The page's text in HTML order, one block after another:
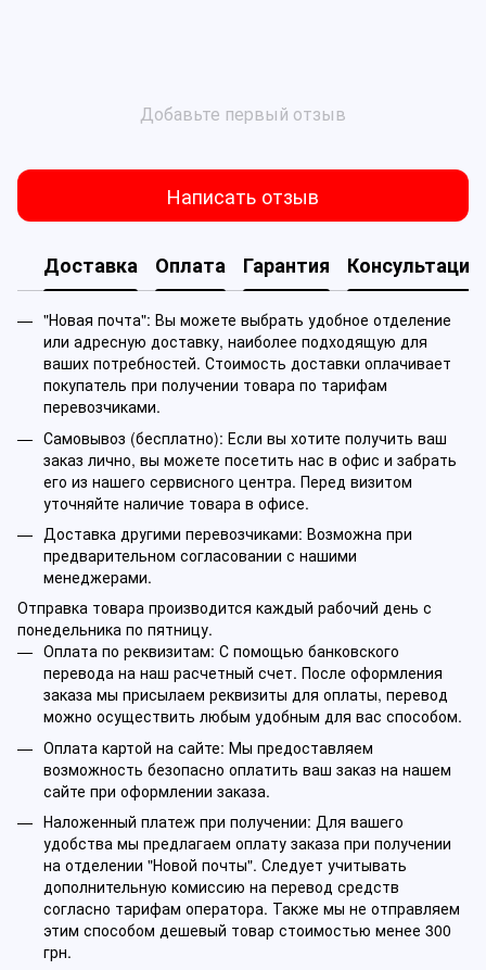
Добавьте первый отзыв
Написать отзыв
Доставка Оплата Гарантия Консультация
"Новая почта": Вы можете выбрать удобное отделение
или адресную доставку, наиболее подходящую для
ваших потребностей. Стоимость доставки оплачивает
покупатель при получении товара по тарифам
перевозчиками.
Самовывоз (бесплатно): Если вы хотите получить ваш
заказ лично, вы можете посетить нас в офис и забрать
его из нашего сервисного центра. Перед визитом
уточняйте наличие товара в офисе.
Доставка другими перевозчиками: Возможна при
предварительном согласовании с нашими
менеджерами.
Отправка товара производится каждый рабочий день с
понедельника по пятницу.
Оплата по реквизитам: С помощью банковского
перевода на наш расчетный счет. После оформления
заказа мы присылаем реквизиты для оплаты, перевод
можно осуществить любым удобным для вас способом.
Оплата картой на сайте: Мы предоставляем
возможность безопасно оплатить ваш заказ на нашем
сайте при оформлении заказа.
Наложенный платеж при получении: Для вашего
удобства мы предлагаем оплату заказа при получении
на отделении "Новой почты". Следует учитывать
дополнительную комиссию на перевод средств
согласно тарифам оператора. Также мы не отправляем
этим способом дешевый товар стоимостью менее 300
грн.